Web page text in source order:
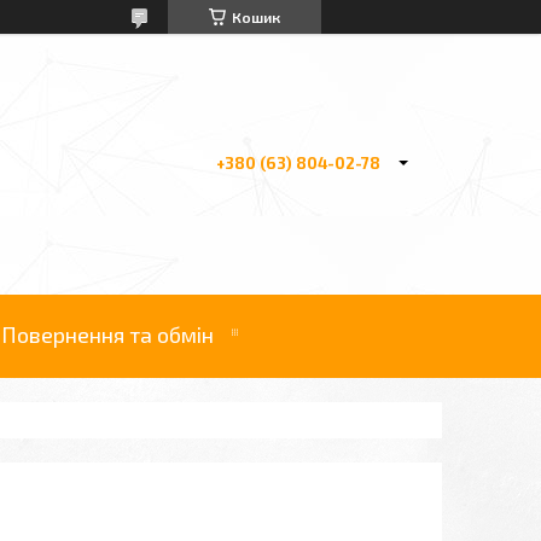
Кошик
+380 (63) 804-02-78
Повернення та обмін